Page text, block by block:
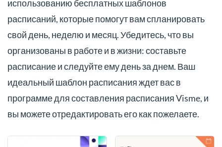
использованию бесплатных шаблонов
расписаний, которые помогут вам спланировать
свой день, неделю и месяц. Убедитесь, что вы
организованы в работе и в жизни: составьте
расписание и следуйте ему день за днем. Ваш
идеальный шаблон расписания ждет вас в
программе для составления расписания Visme, и
вы можете отредактировать его как пожелаете.